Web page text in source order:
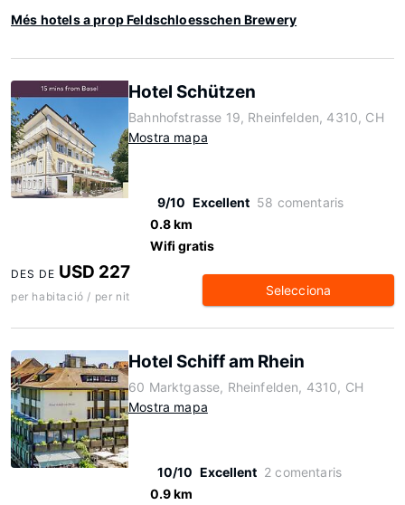
Més hotels a prop Feldschloesschen Brewery
Hotel Schützen
Bahnhofstrasse 19, Rheinfelden, 4310, CH
Mostra mapa
9/10 Excellent 58 comentaris
0.8 km
Wifi gratis
DES DE USD 227
per habitació / per nit Selecciona
Hotel Schiff am Rhein
60 Marktgasse, Rheinfelden, 4310, CH
Mostra mapa
10/10 Excellent 2 comentaris
0.9 km